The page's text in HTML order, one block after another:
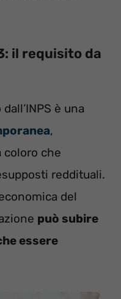
il requisito da
è una
,
coloro che
reddituali.
del
può subire
essere